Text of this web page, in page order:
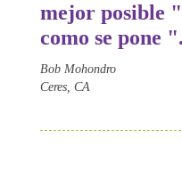
mejor posible
como se pone ".
Bob Mohondro
Ceres, CA